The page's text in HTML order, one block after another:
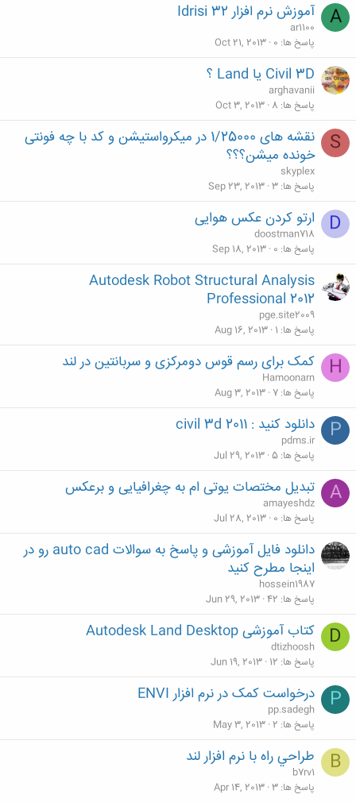
A آموزش نرم افزار Idrisi 32
ar1100
پاسخ ها 0
Oct 21, 2013
Civil 3D یا Land ؟
arghavanii
پاسخ ها 8
Oct 3, 2013
S
نقشه های 1/25000 در میکرواستیشن و کد با چه فونتی
خونده میشن؟؟؟
skyplex
پاسخ ها 3
Sep 23, 2013
D ارتو کردن عکس هوایی
doostman718
پاسخ ها 0
Sep 18, 2013
Autodesk Robot Structural Analysis
Professional 2012
pge.site2009
پاسخ ها 1
Aug 16, 2013
H کمک برای رسم قوس دومرکزی و سربانتین در لند
Hamoonarn
پاسخ ها 7
Aug 3, 2013
P دانلود کنید : civil 3d 2011
pdms.ir
پاسخ ها 5
Jul 29, 2013
A تبدیل مختصات یوتی ام به چغرافیایی و برعکس
amayeshdz
پاسخ ها 0
Jul 28, 2013
دانلود فایل آموزشی و پاسخ به سوالات auto cad رو در
اینجا مطرح کنید
hossein1987
پاسخ ها 42
Jun 29, 2013
D کتاب آموزشی Autodesk Land Desktop
dtizhoosh
پاسخ ها 12
Jun 19, 2013
P درخواست کمک در نرم افزار ENVI
pp.sadegh
پاسخ ها 2
May 3, 2013
B طراحي راه با نرم افزار لند
b7rv1
پاسخ ها 3
Apr 14, 2013